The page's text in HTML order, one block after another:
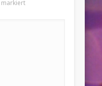
markiert